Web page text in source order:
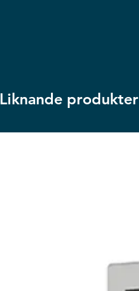
Liknande produkter